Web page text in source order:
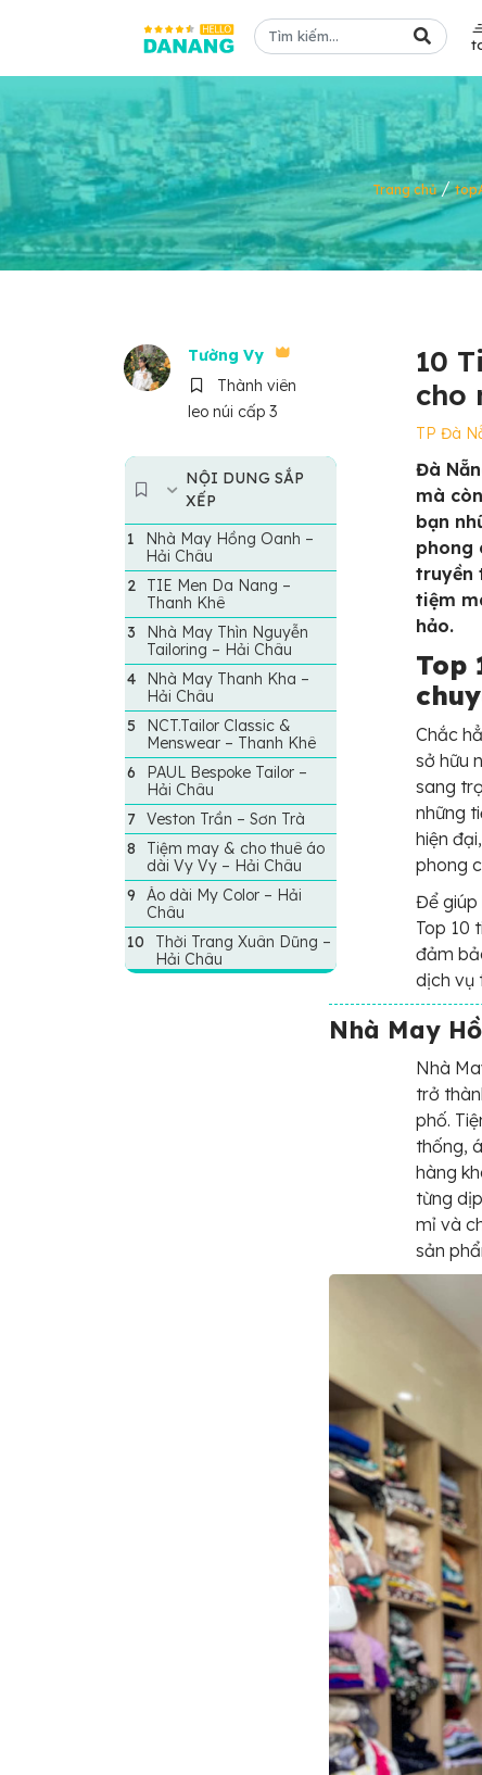
Trang chủ/
Tường Vy
Thành viên
leo núi cấp 3
10
cho
TP Đà
NỘI DUNG SẮP
XẾP
Nhà May Hồng Oanh –
Hải Châu
TIE Men Da Nang –
Thanh Khê
Nhà May Thìn Nguyễn
Tailoring – Hải Châu
Nhà May Thanh Kha –
Hải Châu
NCT.Tailor Classic &
Menswear – Thanh Khê
PAUL Bespoke Tailor –
Hải Châu
Veston Trần – Sơn Trà
Tiệm may & cho thuê áo
dài Vy Vy – Hải Châu
Áo dài My Color – Hải
Châu
Thời Trang Xuân Dũng –
Hải Châu
Đà
mà
bạn
phong
truyền
tiệm
hảo.
Top
Chắc
sở hữu
sang
những
hiện
phong
Để giúp
Top 10
đảm
dịch vụ
Nhà May
Nhà
trở
phố.
thống,
hàng
từng
mỉ và
sản